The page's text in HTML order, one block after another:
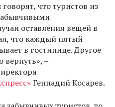
что туристов из
оставления вещей в
что каждый пятый
в гостинице. Другое
вернуть», –
Геннадий Косарев.